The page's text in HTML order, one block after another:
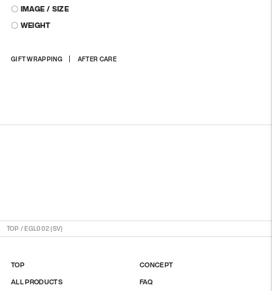
〇 IMAGE / SIZE
〇 WEIGHT
GIFT WRAPPING AFTER CARE
商
TOP /EGL002 (SV)
TOP
ALL PRODUCTS
CONCEPT
FAQ